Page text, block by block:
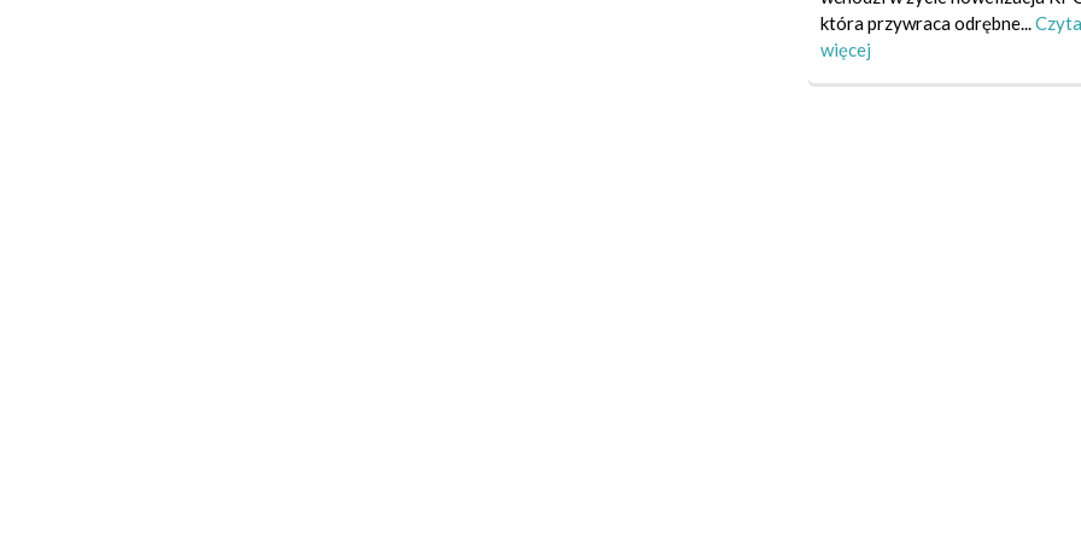
która przywraca odrębne...
więcej